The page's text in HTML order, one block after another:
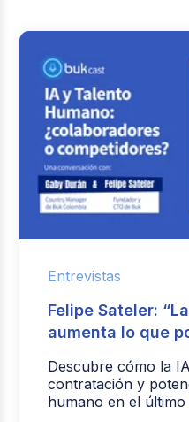
Entrevistas
Felipe Sateler:
aumenta lo que
Descubre cómo la
contratación y
humano en el